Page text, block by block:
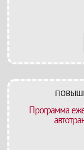
Программа